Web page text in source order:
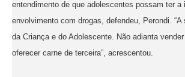
entendimento de que adolescentes possam ter a
envolvimento com drogas, defendeu, Perondi.
da Criança e do Adolescente. Não adianta
oferecer carne de terceira”, acrescentou.